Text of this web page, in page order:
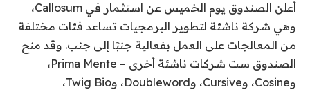
أعلن الصندوق يوم الخميس عن استثمار في Callosum،
وهي شركة ناشئة لتطوير البرمجيات تساعد فئات مختلفة
من المعالجات على العمل بفعالية جنبًا إلى جنب. وقد منح
الصندوق ست شركات ناشئة أخرى – Prima Mente،
وCosine، وCursive، وDoubleword، وTwig Bio،